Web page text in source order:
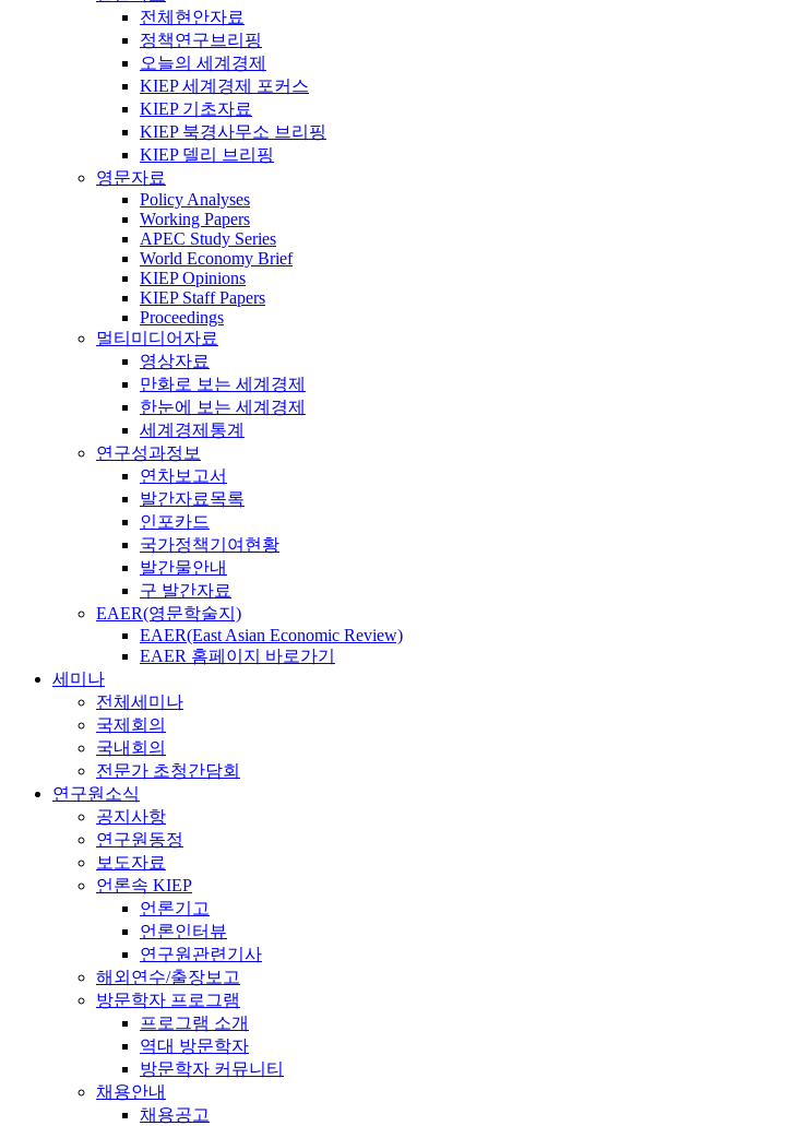
전체현안자료
정책연구브리핑
오늘의 세계경제
KIEP 세계경제 포커스
KIEP 기초자료
KIEP 북경사무소 브리핑
KIEP 델리 브리핑
영문자료
Policy Analyses
Working Papers
APEC Study Series
World Economy Brief
KIEP Opinions
KIEP Staff Papers
Proceedings
멀티미디어자료
영상자료
만화로 보는 세계경제
한눈에 보는 세계경제
세계경제통계
연구성과정보
연차보고서
발간자료목록
인포카드
국가정책기여현황
발간물안내
구 발간자료
EAER(영문학술지)
EAER(East Asian Economic Review)
EAER 홈페이지 바로가기
세미나
전체세미나
국제회의
국내회의
전문가 초청간담회
연구원소식
공지사항
연구원동정
보도자료
언론속 KIEP
언론기고
언론인터뷰
연구원관련기사
해외연수/출장보고
방문학자 프로그램
프로그램 소개
역대 방문학자
방문학자 커뮤니티
채용안내
채용공고